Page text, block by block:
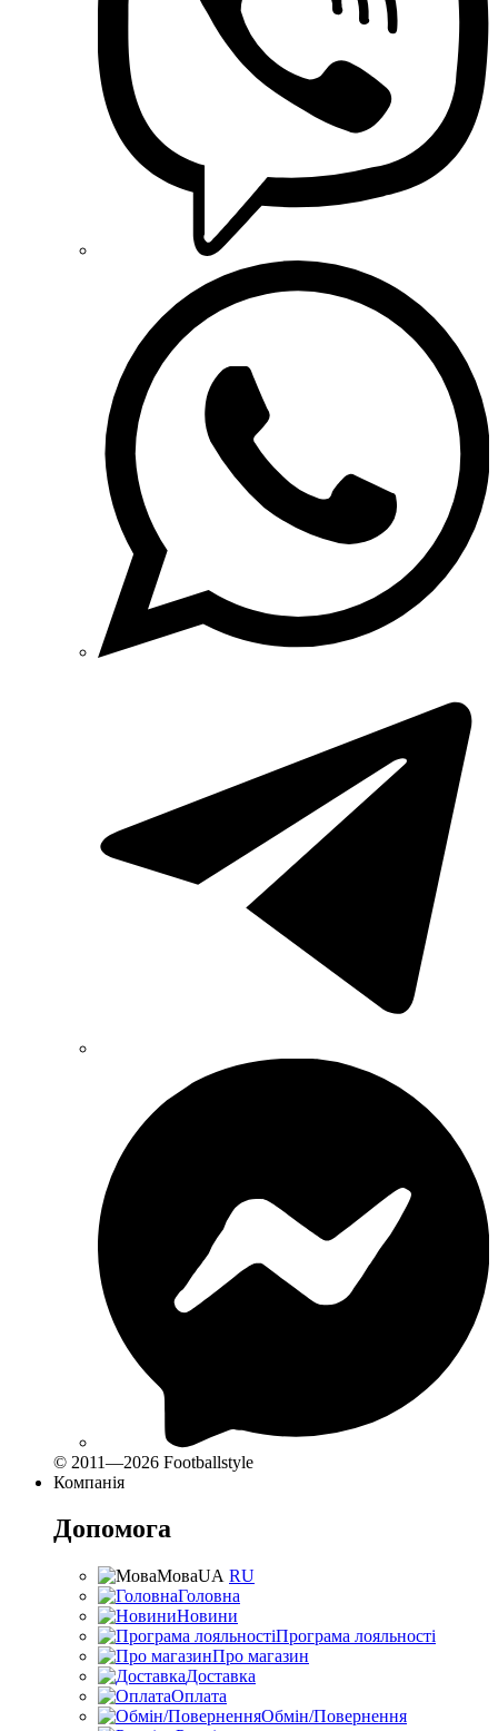
© 2011—2026 Footballstyle
Компанія
Допомога
МоваUA RU
Головна
Новини
Програма лояльності
Про магазин
Доставка
Оплата
Обмін/Повернення